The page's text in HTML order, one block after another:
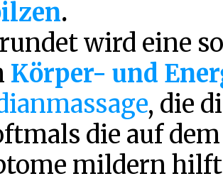
.
wird eine
Körper- und
, die
die auf
mildern